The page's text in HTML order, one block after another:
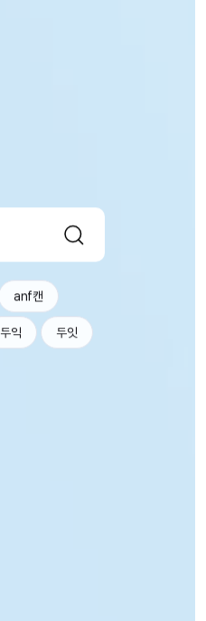
anf캔
두익 두잇